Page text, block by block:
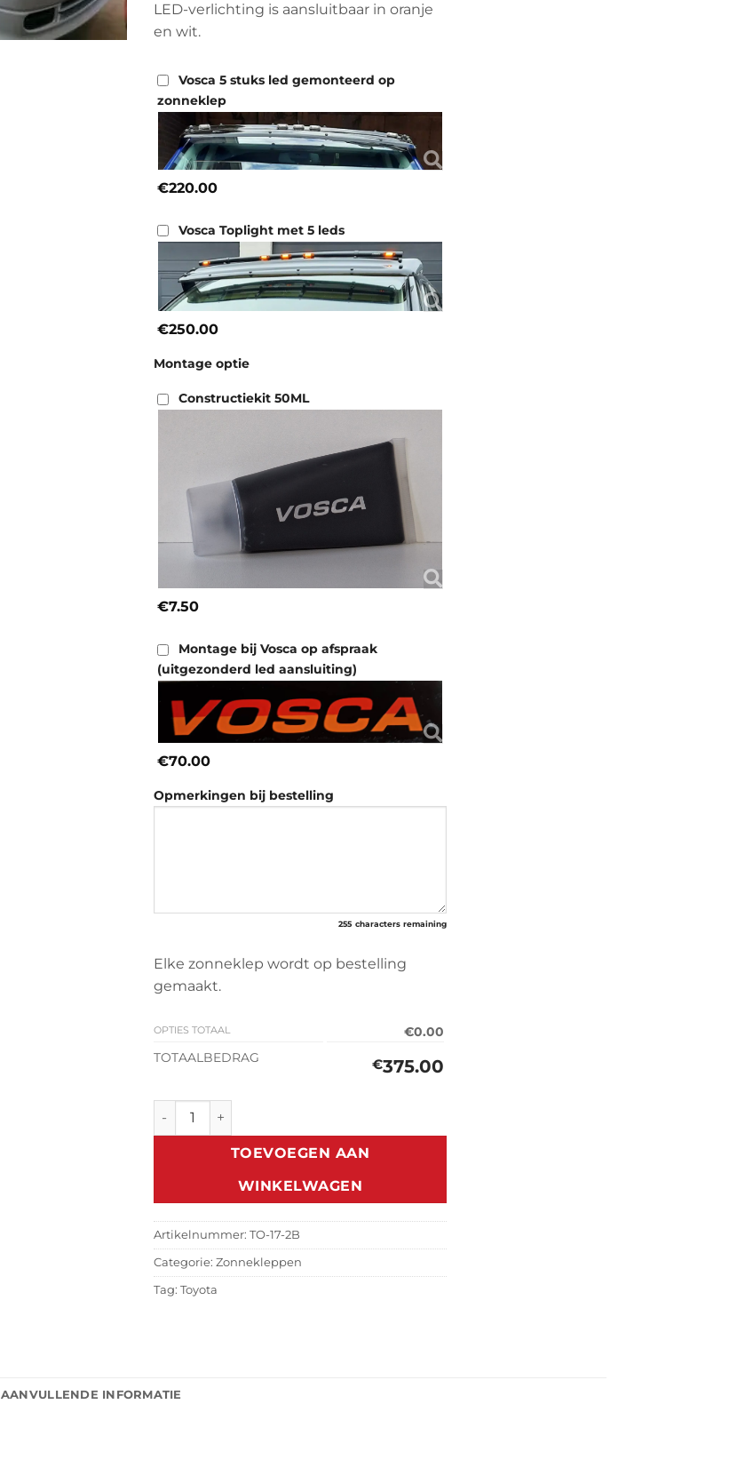
LED-verlichting is aansluitbaar in oranje
en wit.
Vosca 5 stuks led gemonteerd op
zonneklep
€220.00
Vosca Toplight met 5 leds
€250.00
Montage optie
Constructiekit 50ML
€7.50
Montage bij Vosca op afspraak
(uitgezonderd led aansluiting)
€70.00
Opmerkingen bij bestelling
255 characters remaining
Elke zonneklep wordt op bestelling
gemaakt.
OPTIES TOTAAL
€0.00
TOTAALBEDRAG
€375.00
Zonneklep Toyota HiAce 2007> aantal
TOEVOEGEN AAN
WINKELWAGEN
Artikelnummer: TO-17-2B
Categorie: Zonnekleppen
Tag: Toyota
AANVULLENDE INFORMATIE